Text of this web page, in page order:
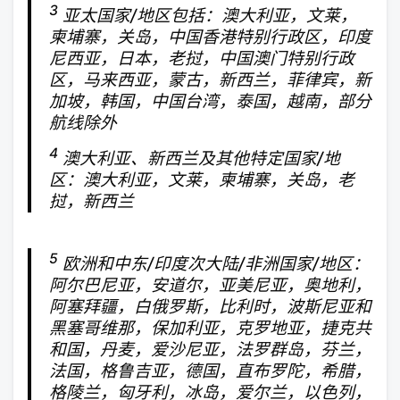
3 亚太国家/地区包括：澳大利亚，文莱，
柬埔寨，关岛，中国香港特别行政区，印度
尼西亚，日本，老挝，中国澳门特别行政
区，马来西亚，蒙古，新西兰，菲律宾，新
加坡，韩国，中国台湾，泰国，越南，部分
航线除外
4 澳大利亚、新西兰及其他特定国家/地
区：澳大利亚，文莱，柬埔寨，关岛，老
挝，新西兰
5 欧洲和中东/印度次大陆/非洲国家/地区：
阿尔巴尼亚，安道尔，亚美尼亚，奥地利，
阿塞拜疆，白俄罗斯，比利时，波斯尼亚和
黑塞哥维那，保加利亚，克罗地亚，捷克共
和国，丹麦，爱沙尼亚，法罗群岛，芬兰，
法国，格鲁吉亚，德国，直布罗陀，希腊，
格陵兰，匈牙利，冰岛，爱尔兰，以色列，